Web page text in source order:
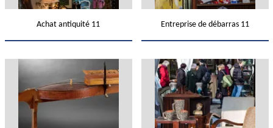
Achat antiquité 11 Entreprise de débarras 11